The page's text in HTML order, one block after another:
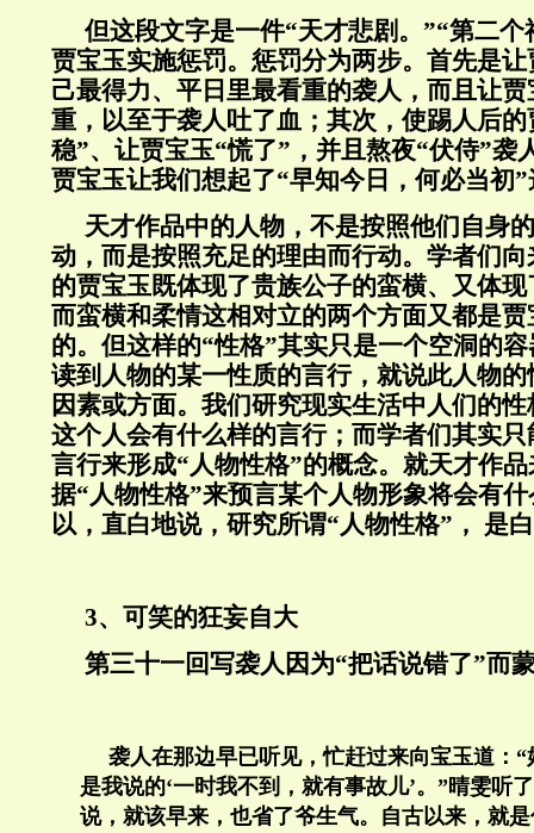
但这段文字是一件“天才悲剧。”“第二
贾宝玉实施惩罚。惩罚分为两步。首先是
己最得力、平日里最看重的袭人，而且让
重，以至于袭人吐了血；其次，使踢人后
稳”、让贾宝玉“慌了”，并且熬夜“伏侍”袭
贾宝玉让我们想起了“早知今日，何必当初
天才作品中的人物，不是按照他们自身
动，而是按照充足的理由而行动。学者们
的贾宝玉既体现了贵族公子的蛮横、又体
而蛮横和柔情这相对立的两个方面又都是
的。但这样的“性格”其实只是一个空洞的
读到人物的某一性质的言行，就说此人物
因素或方面。我们研究现实生活中人们的
这个人会有什么样的言行；而学者们其实
言行来形成“人物性格”的概念。就天才作
据“人物性格”来预言某个人物形象将会有
以，直白地说，研究所谓“人物性格”， 是
3、可笑的狂妄自大
第三十一回写袭人因为“把话说错了”而
袭人在那边早已听见，忙赶过来向宝玉道：
是我说的‘一时我不到，就有事故儿’。”晴雯听
说，就该早来，也省了爷生气。自古以来，就